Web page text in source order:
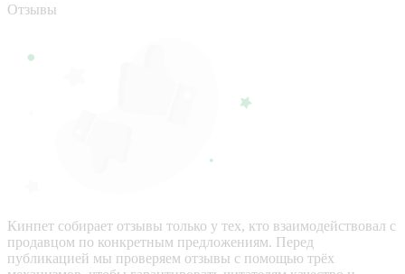
Отзывы
Кинпет собирает отзывы только у тех, кто взаимодействовал с
продавцом по конкретным предложениям. Перед
публикацией мы проверяем отзывы с помощью трёх